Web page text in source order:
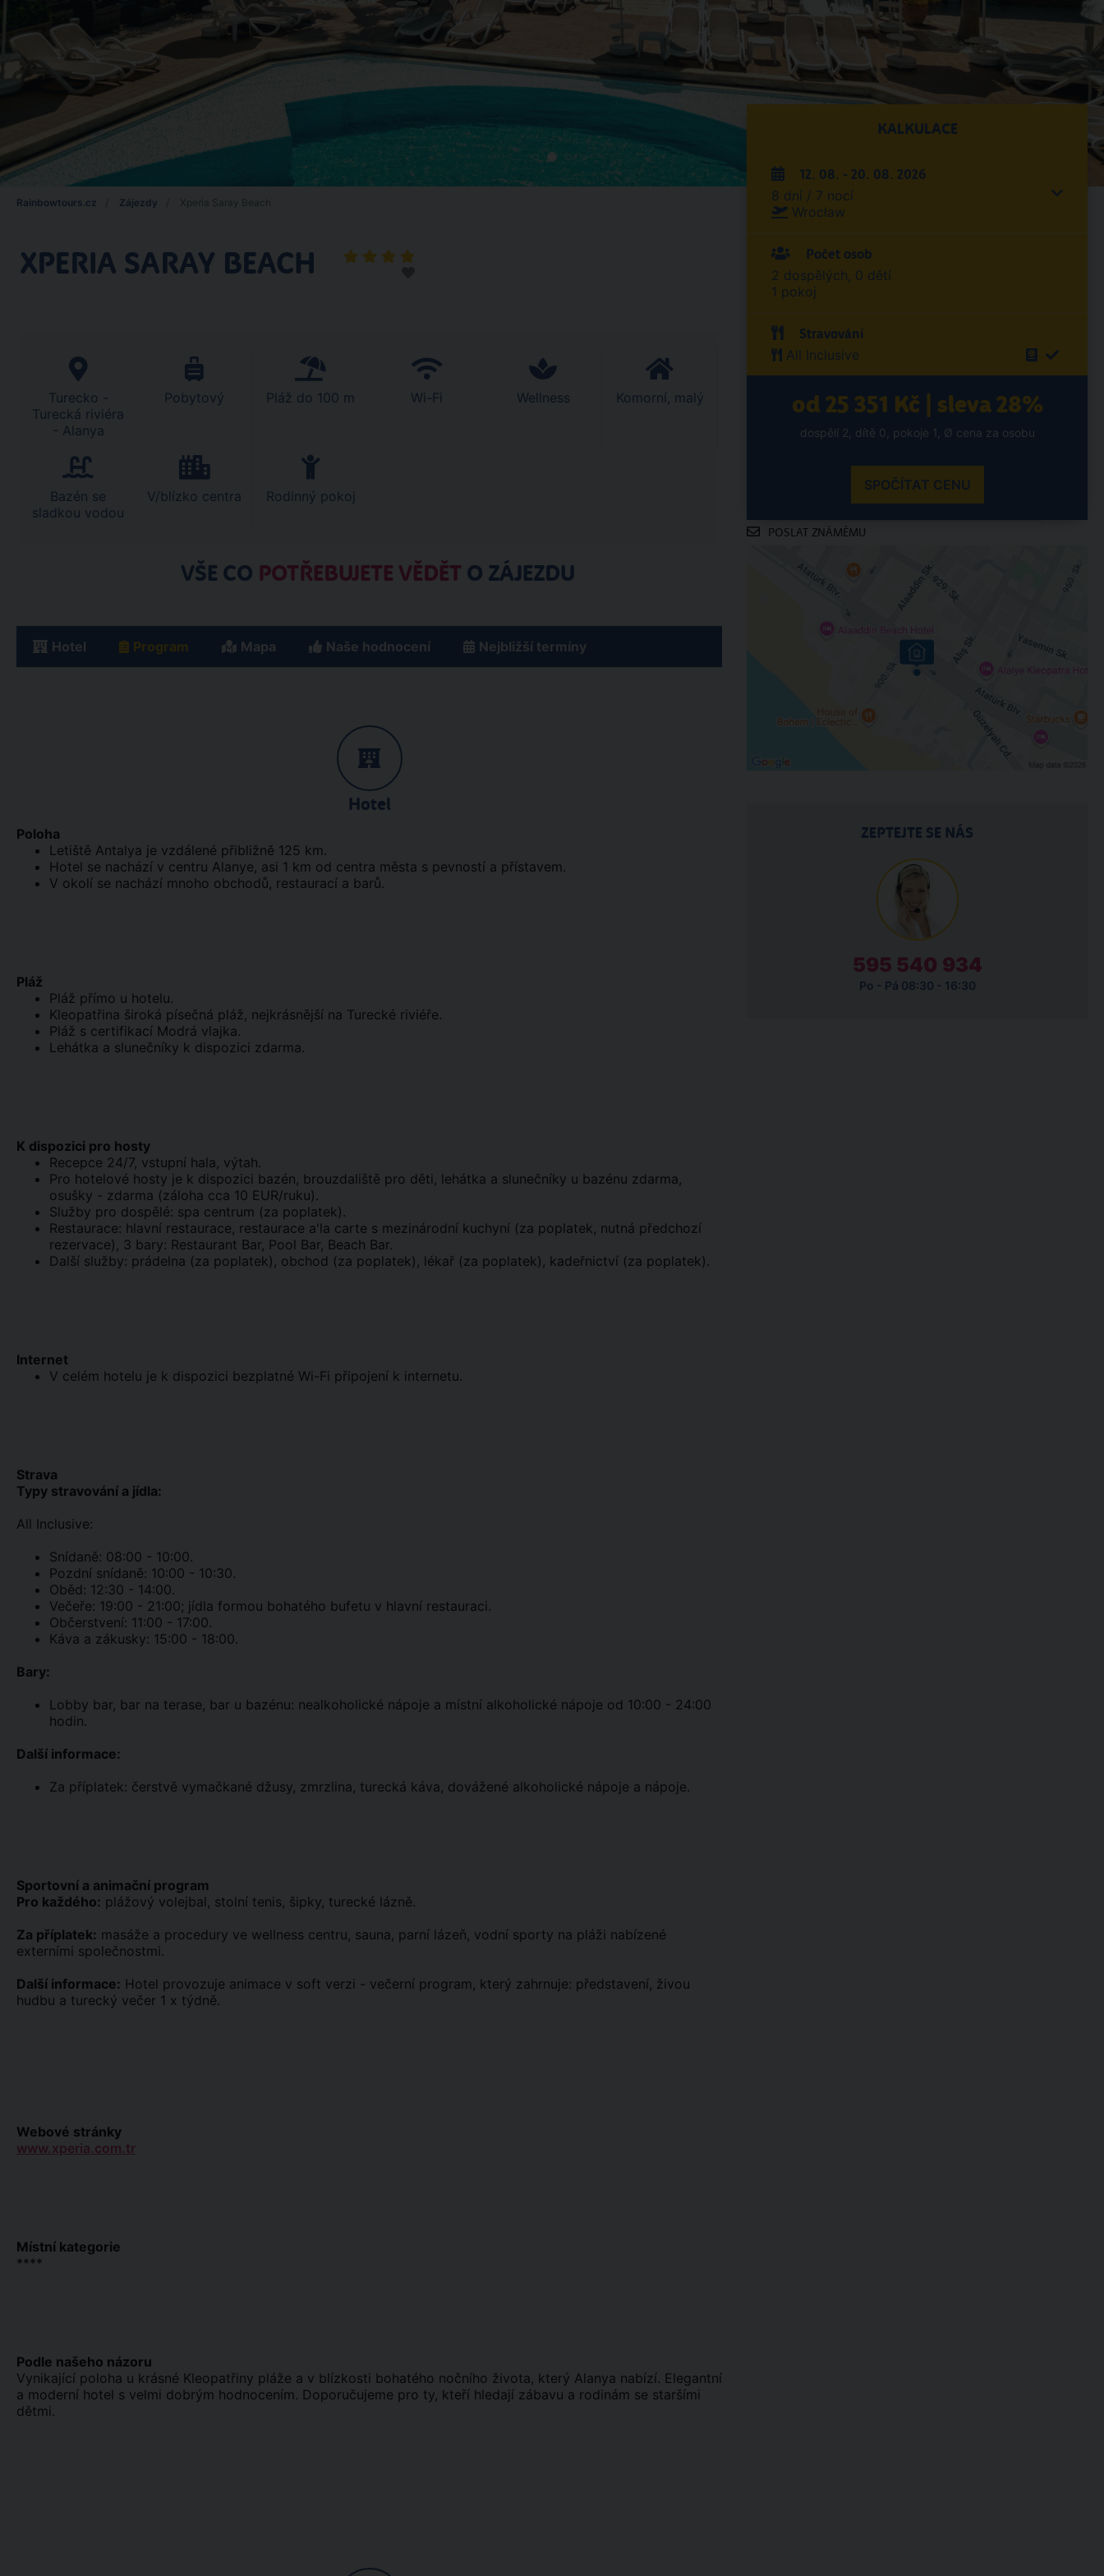
Rainbowtours.cz Zájezdy
XPERIA SARAY BEACH
Turecko -
Turecká riviéra
- Alanya
Pobytový Pláž do 100 m Wi-Fi Wellness Komorní, malý
Bazén se
sladkou vodou
V/blízko centra Rodinný pokoj
VŠE CO POTŘEBUJETE VĚDĚT O ZÁJEZDU
Hotel Program Mapa Naše hodnocení Nejbližší termíny
Hotel
Poloha
Letiště Antalya je vzdálené přibližně 125 km.
Hotel se nachází v centru Alanye, asi 1 km od centra města s pevností a přístavem.
V okolí se nachází mnoho obchodů, restaurací a barů.
Pláž
Pláž přímo u hotelu.
Kleopatřina široká písečná pláž, nejkrásnější na Turecké riviéře.
Pláž s certifikací Modrá vlajka.
Lehátka a slunečníky k dispozici zdarma.
K dispozici pro hosty
Recepce 24/7, vstupní hala, výtah.
Pro hotelové hosty je k dispozici bazén, brouzdaliště pro děti, lehátka a slunečníky u bazénu zdarma,
osušky - zdarma (záloha cca 10 EUR/ruku).
Služby pro dospělé: spa centrum (za poplatek).
Restaurace: hlavní restaurace, restaurace a'la carte s mezinárodní kuchyní (za poplatek, nutná předchozí
rezervace), 3 bary: Restaurant Bar, Pool Bar, Beach Bar.
Další služby: prádelna (za poplatek), obchod (za poplatek), lékař (za poplatek), kadeřnictví (za poplatek).
Internet
V celém hotelu je k dispozici bezplatné Wi-Fi připojení k internetu.
Strava
Typy stravování a jídla:
All Inclusive:
Snídaně: 08:00 - 10:00.
Pozdní snídaně: 10:00 - 10:30.
Oběd: 12:30 - 14:00.
Večeře: 19:00 - 21:00; jídla formou bohatého bufetu v hlavní restauraci.
Občerstvení: 11:00 - 17:00.
Káva a zákusky: 15:00 - 18:00.
Bary:
Lobby bar, bar na terase, bar u bazénu: nealkoholické nápoje a místní alkoholické nápoje od 10:00 - 24:00
hodin.
Další informace:
Za příplatek: čerstvě vymačkané džusy, zmrzlina, turecká káva, dovážené alkoholické nápoje a nápoje.
Sportovní a animační program
Pro každého: plážový volejbal, stolní tenis, šipky, turecké lázně.
Za příplatek: masáže a procedury ve wellness centru, sauna, parní lázeň, vodní sporty na pláži nabízené
externími společnostmi.
Další informace: Hotel provozuje animace v soft verzi - večerní program, který zahrnuje: představení, živou
hudbu a turecký večer 1 x týdně.
Webové stránky
www.xperia.com.tr
Místní kategorie
****
Podle našeho názoru
Vynikající poloha u krásné Kleopatřiny pláže a v blízkosti bohatého nočního života, který Alanya nabízí. Elegantní
a moderní hotel s velmi dobrým hodnocením. Doporučujeme pro ty, kteří hledají zábavu a rodinám se staršími
dětmi.
KALKULACE
12. 08. - 20. 08. 2026
8 dní / 7 nocí
Wrocław
Počet osob
2 dospělých, 0 dětí
1 pokoj
Stravování
All Inclusive
od 25 351 Kč | sleva 28%
dospělí 2, dítě 0, pokoje 1, Ø cena za osobu
SPOČÍTAT CENU
POSLAT ZNÁMÉMU
ZEPTEJTE SE NÁS
595 540 934
Po - Pá 08:30 - 16:30